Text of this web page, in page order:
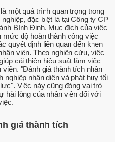
một quá trình quan trọng trong
đặc biệt là tại Công ty CP
Bình Định. Mục đích của việc
mức độ hoàn thành công việc
quyết định liên quan đến khen
viên. Theo nghiên cứu, việc
cải thiện hiệu suất làm việc
"Đánh giá thành tích nhân
nghiệp nhận diện và phát huy tối
Việc này cũng đóng vai trò
hài lòng của nhân viên đối với
giá thành tích